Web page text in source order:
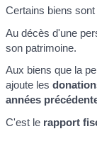
Certains biens
Au décès d'une
son patrimoine.
Aux biens que la
ajoute les
années
C'est le rapport